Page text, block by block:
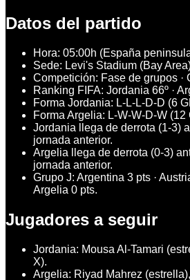
Datos del partido
Hora: 05:00h (España
Sede: Levi's Stadium (Bay
Competición: Fase de grupos ·
Ranking FIFA: Jordania 66º ·
Forma Jordania: L-L-L-D-D (6
Forma Argelia: L-W-W-D-W
Jordania llega de derrota (1-3)
jornada anterior.
Argelia llega de derrota (0-3)
jornada anterior.
Grupo J: Argentina 3 pts ·
Argelia 0 pts.
Jugadores a seguir
Jordania: Mousa Al-Tamari
X).
Argelia: Riyad Mahrez